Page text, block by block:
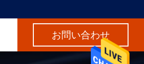
お問い合わせ